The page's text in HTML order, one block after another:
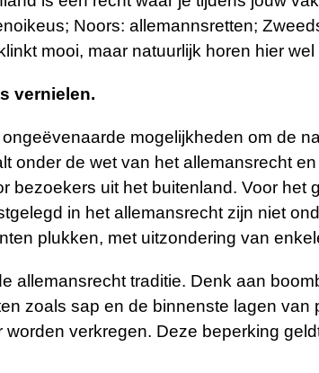
Noors: allemannsretten;
mooi, maar natuurlijk horen hier
vernielen.
mogelijkheden om de
onder de wet van het allemansrecht
bezoekers uit het buitenland. Voor
in het allemansrecht zijn niet
plukken, met uitzondering van
allemansrecht traditie. Denk aan
zoals sap en de binnenste lagen
verkregen. Deze beperking